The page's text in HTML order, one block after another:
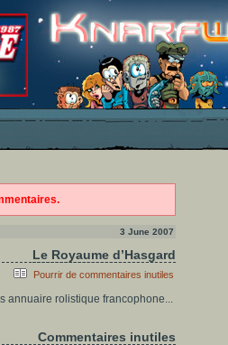
3 June 2007
Le Royaume d’Hasgard
Pourrir de commentaires inutiles
annuaire rolistique francophone...
Commentaires inutiles